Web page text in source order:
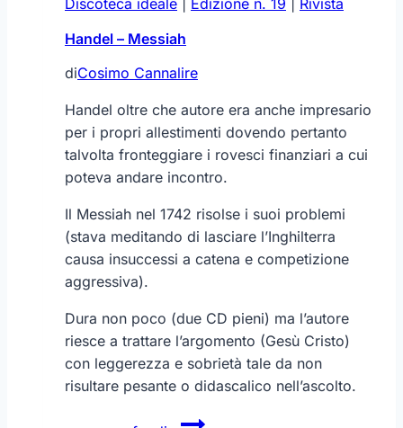
Discoteca ideale Edizione n. 19
Rivista
Handel – Messiah
diCosimo Cannalire
Handel oltre che autore era anche impresario
per i propri allestimenti dovendo pertanto
talvolta fronteggiare i rovesci finanziari a cui
poteva andare incontro.
Il Messiah nel 1742 risolse i suoi problemi
(stava meditando di lasciare l’Inghilterra
causa insuccessi a catena e competizione
aggressiva).
Dura non poco (due CD pieni) ma l’autore
riesce a trattare l’argomento (Gesù Cristo)
con leggerezza e sobrietà tale da non
risultare pesante o didascalico nell’ascolto.
Handel